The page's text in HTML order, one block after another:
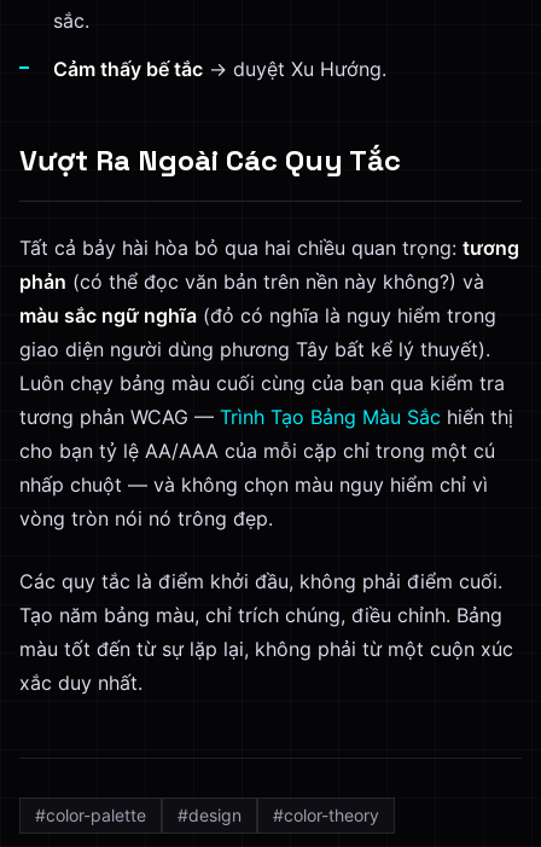
sắc.
Cảm thấy bế tắc → duyệt Xu Hướng.
Vượt Ra Ngoài Các Quy Tắc
Tất cả bảy hài hòa bỏ qua hai chiều quan trọng: tương
phản (có thể đọc văn bản trên nền này không?) và
màu sắc ngữ nghĩa (đỏ có nghĩa là nguy hiểm trong
giao diện người dùng phương Tây bất kể lý thuyết).
Luôn chạy bảng màu cuối cùng của bạn qua kiểm tra
tương phản WCAG — Trình Tạo Bảng Màu Sắc hiển thị
cho bạn tỷ lệ AA/AAA của mỗi cặp chỉ trong một cú
nhấp chuột — và không chọn màu nguy hiểm chỉ vì
vòng tròn nói nó trông đẹp.
Các quy tắc là điểm khởi đầu, không phải điểm cuối.
Tạo năm bảng màu, chỉ trích chúng, điều chỉnh. Bảng
màu tốt đến từ sự lặp lại, không phải từ một cuộn xúc
xắc duy nhất.
#color-palette #design #color-theory